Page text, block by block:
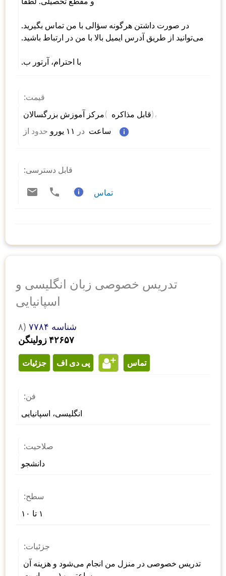
با احترام، آرتور ب.
قیمت:
مرکز آموزش بزرگسالان ( قابل مذاکره )،
از حدود در ساعت
قابل دسترسی:
تماس
تدریس خصوصی زبان انگلیسی و
اسپانیایی
۸)
شناسه ۷۷۸۴
۴۲۶۵۷ زولینگن
جزئیات پی دی اف تماس
فن:
انگلیسی، اسپانیایی
صلاحیت:
دانشجو
سطح:
۱ تا ۱۰
جزئیات:
تدریس خصوصی در منزل من انجام می‌شود و هزینه آن